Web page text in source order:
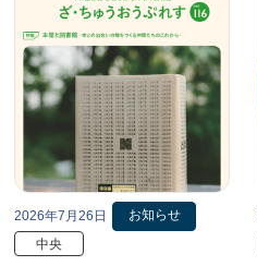
2026年7月26日
お知らせ
中央